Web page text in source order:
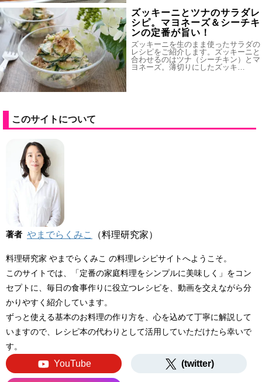
ズッキーニとツナのサラダレ
シピ。マヨネーズ＆シーチキ
ンの定番が旨い！
ズッキーニを生のまま使ったサラダの
レシピをご紹介します。ズッキーニと
合わせるのはツナ（シーチキン）とマ
ヨネーズ。薄切りにしたズッキ…
このサイトについて
著者 やまでらくみこ （料理研究家）
料理研究家 やまでらくみこ の料理レシピサイトへようこそ。
このサイトでは、「定番の家庭料理をシンプルに美味しく」をコン
セプトに、毎日の食事作りに役立つレシピを、動画を交えながら分
かりやすく紹介しています。
ずっと使える基本のお料理の作り方を、心を込めて丁寧に解説して
いますので、レシピ本の代わりとして活用していただけたら幸いで
す。
YouTube (twitter)